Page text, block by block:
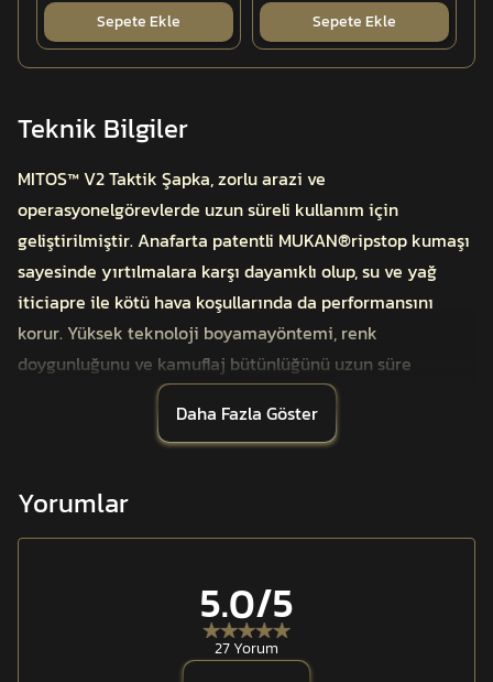
Sepete Ekle
Sepete Ekle
Teknik Bilgiler
MITOS™ V2 Taktik Şapka, zorlu arazi ve
operasyonelgörevlerde uzun süreli kullanım için
geliştirilmiştir. Anafarta patentli MUKAN®ripstop kumaşı
sayesinde yırtılmalara karşı dayanıklı olup, su ve yağ
iticiapre ile kötü hava koşullarında da performansını
korur. Yüksek teknoloji boyamayöntemi, renk
doygunluğunu ve kamuflaj bütünlüğünü uzun süre
V2 versiyonunun en önemli yeniliği olan
fermuarlı,çıkarılabilir ense koruması; yüksek güneş
ışığına, rüzgâra ve dış etkenlerekarşı etkin koruma sağlar.
Kullanılmadığı durumlarda, şapkanın iç
bölümündebulunan gizli cepte pratik bir şekilde
Yanlarda yer alan file paneller, hava
sirkülasyonunuartırarak terlemeyi azaltır. Yumuşak
elastik ter bandı baş şekline uyum sağlarve uzun süreli
Daha Fazla Göster
Yorumlar
5.0/5
27 Yorum